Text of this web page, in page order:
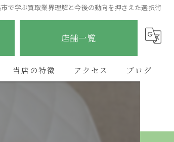
で学ぶ買取業界理解と今後の動向を押さえた選択術
店舗一覧
当店の特徴 アクセス
ETERNITY太子店
ETERNITY野里店
ブログ